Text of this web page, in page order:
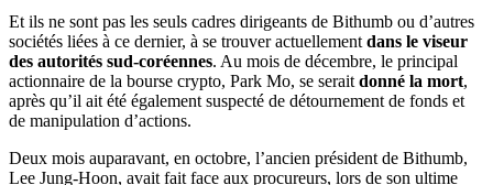
Et ils ne sont pas les seuls cadres dirigeants de Bithumb ou d’autres
sociétés liées à ce dernier, à se trouver actuellement dans le viseur
des autorités sud-coréennes. Au mois de décembre, le principal
actionnaire de la bourse crypto, Park Mo, se serait donné la mort,
après qu’il ait été également suspecté de détournement de fonds et
de manipulation d’actions.
Deux mois auparavant, en octobre, l’ancien président de Bithumb,
Lee Jung-Hoon, avait fait face aux procureurs, lors de son ultime